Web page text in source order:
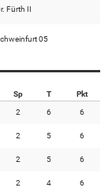
Fürth II
05
Sp T Pkt
2 6 6
2 5 6
2 5 6
2 4 6